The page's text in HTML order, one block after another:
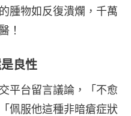
腫物如反復潰爛，千萬
！
良性
平台留言議論，「不愈
佩服他這種非暗瘡症狀